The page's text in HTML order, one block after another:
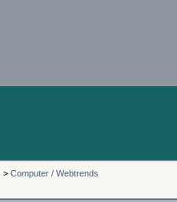
> Computer / Webtrends